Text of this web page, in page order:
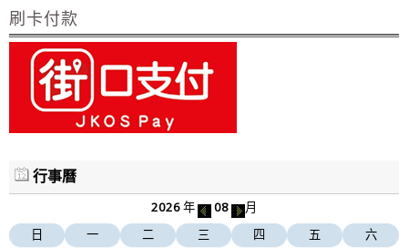
刷卡付款
行事曆
2026年 08
月
日
一 二 三 四 五
六